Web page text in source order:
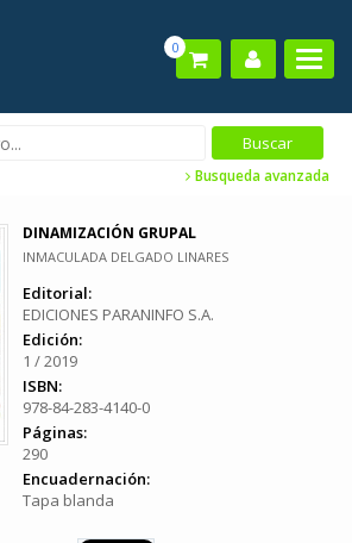
0
Busqueda avanzada
DINAMIZACIÓN GRUPAL
INMACULADA DELGADO LINARES
Editorial:
EDICIONES PARANINFO S.A.
Edición:
1 / 2019
ISBN:
978-84-283-4140-0
Páginas:
290
Encuadernación:
Tapa blanda